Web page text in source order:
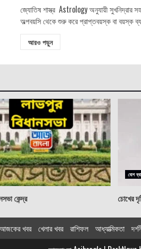
জ্যোতিষ শাস্ত্র Astrology অনুযায়ী সুখনিদ্রার
অল্পবয়সি থেকে শুরু করে প্রাপ্তবয়স্ক বা বয়স্ক
আরও পড়ুন
কেন্দ্র
যোগ
চোখের
আজকের খবর খেলার খবর রাশিফল আধ্যাত্মিকতা